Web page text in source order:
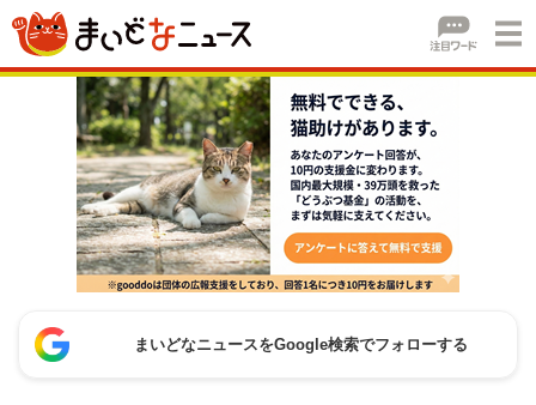
まいどなニュースをGoogle検索でフォローする